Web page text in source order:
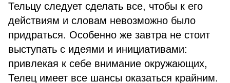
Тельцу следует сделать все, чтобы к его
действиям и словам невозможно было
придраться. Особенно же завтра не стоит
выступать с идеями и инициативами:
привлекая к себе внимание окружающих,
Телец имеет все шансы оказаться крайним.